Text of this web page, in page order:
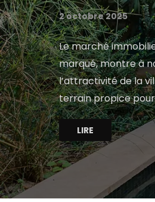
2 octobre 2025
Le marché
marqué, montre à
l’attractivité de la
terrain propice
LIRE